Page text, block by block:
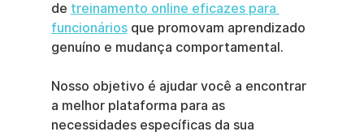
de treinamento online eficazes para
funcionários que promovam aprendizado
genuíno e mudança comportamental.
Nosso objetivo é ajudar você a encontrar
a melhor plataforma para as
necessidades específicas da sua